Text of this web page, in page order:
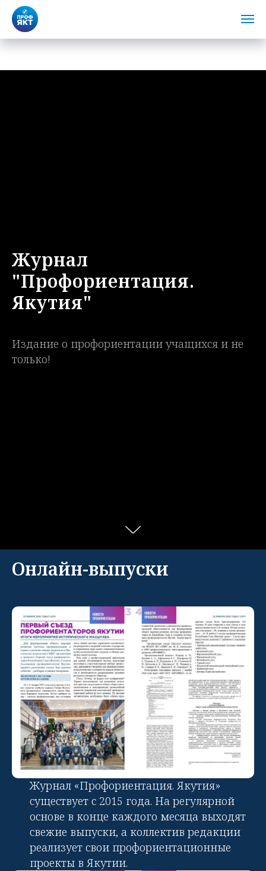
Журнал
"Профориентация.
Якутия"
Издание о профориентации учащихся и не
только!
Онлайн-выпуски
Журнал «Профориентация. Якутия»
существует с 2015 года. На регулярной
основе в конце каждого месяца выходят
свежие выпуски, а коллектив редакции
реализует свои профориентационные
проекты в Якутии.